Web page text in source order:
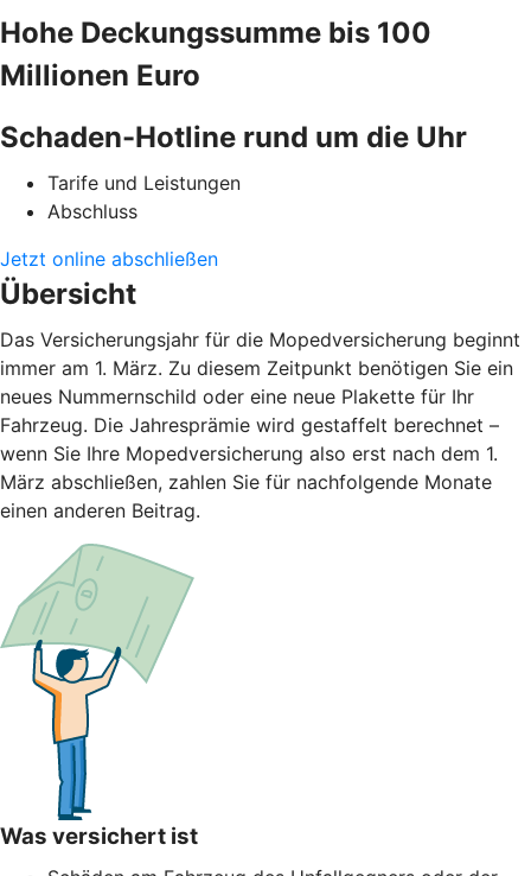
Hohe Deckungssumme bis 100
Millionen Euro
Schaden-Hotline rund um die Uhr
Tarife und Leistungen
Abschluss
Jetzt online abschließen
Übersicht
Das Versicherungsjahr für die Mopedversicherung beginnt
immer am 1. März. Zu diesem Zeitpunkt benötigen Sie ein
neues Nummernschild oder eine neue Plakette für Ihr
Fahrzeug. Die Jahresprämie wird gestaffelt berechnet –
wenn Sie Ihre Mopedversicherung also erst nach dem 1.
März abschließen, zahlen Sie für nachfolgende Monate
einen anderen Beitrag.
Was versichert ist